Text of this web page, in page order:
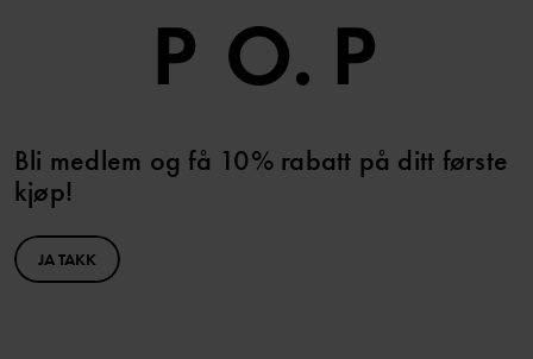
Bli medlem og få 10% rabatt på ditt første
kjøp!
JA TAKK